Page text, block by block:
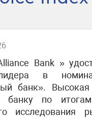
Bank »
в
банк».
банку по
исследования